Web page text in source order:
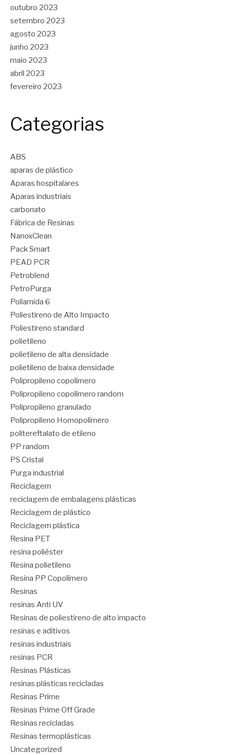
outubro 2023
setembro 2023
agosto 2023
junho 2023
maio 2023
abril 2023
fevereiro 2023
Categorias
ABS
aparas de plástico
Aparas hospitalares
Aparas industriais
carbonato
Fábrica de Resinas
NanoxClean
Pack Smart
PEAD PCR
Petroblend
PetroPurga
Poliamida 6
Poliestireno de Alto Impacto
Poliestireno standard
polietileno
polietileno de alta densidade
polietileno de baixa densidade
Polipropileno copolímero
Polipropileno copolímero random
Polipropileno granulado
Polipropileno Homopolímero
politereftalato de etileno
PP random
PS Cristal
Purga industrial
Reciclagem
reciclagem de embalagens plásticas
Reciclagem de plástico
Reciclagem plástica
Resina PET
resina poliéster
Resina polietileno
Resina PP Copolímero
Resinas
resinas Anti UV
Resinas de poliestireno de alto impacto
resinas e aditivos
resinas industriais
resinas PCR
Resinas Plásticas
resinas plásticas recicladas
Resinas Prime
Resinas Prime Off Grade
Resinas recicladas
Resinas termoplásticas
Uncategorized